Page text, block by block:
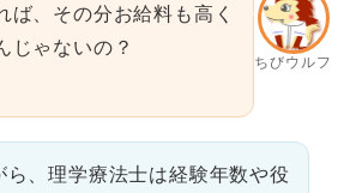
ちびウルフ
ば、その分お給料も高く
じゃないの？
ら、理学療法士は経験年数や役